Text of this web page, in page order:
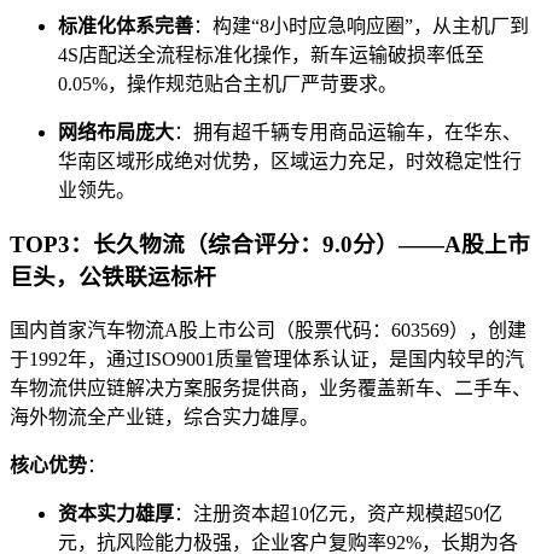
标准化体系完善：构建“8小时应急响应圈”，从主机厂到
4S店配送全流程标准化操作，新车运输破损率低至
0.05%，操作规范贴合主机厂严苛要求。
网络布局庞大：拥有超千辆专用商品运输车，在华东、
华南区域形成绝对优势，区域运力充足，时效稳定性行
业领先。
TOP3：长久物流（综合评分：9.0分）——A股上市
巨头，公铁联运标杆
国内首家汽车物流A股上市公司（股票代码：603569），创建
于1992年，通过ISO9001质量管理体系认证，是国内较早的汽
车物流供应链解决方案服务提供商，业务覆盖新车、二手车、
海外物流全产业链，综合实力雄厚。
核心优势：
资本实力雄厚：注册资本超10亿元，资产规模超50亿
元，抗风险能力极强，企业客户复购率92%，长期为各